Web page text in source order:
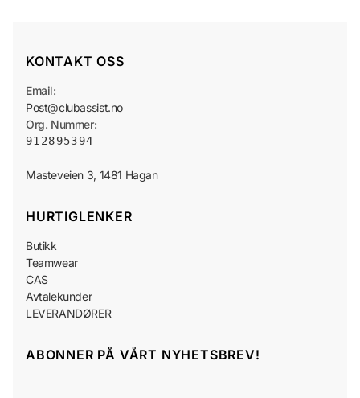
KONTAKT OSS
Email:
Post@clubassist.no
Org. Nummer:
912895394
Masteveien 3, 1481 Hagan
HURTIGLENKER
Butikk
Teamwear
CAS
Avtalekunder
LEVERANDØRER
ABONNER PÅ VÅRT NYHETSBREV!